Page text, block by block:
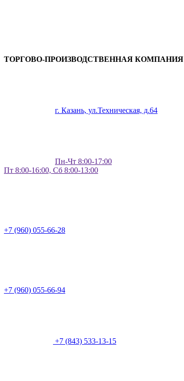
ТОРГОВО-ПРОИЗВОДСТВЕННАЯ КОМПАНИЯ
г. Казань, ул.Техническая, д.64
Пн-Чт 8:00-17:00
Пт 8:00-16:00, Сб 8:00-13:00
+7 (960) 055-66-28
+7 (960) 055-66-94
+7 (843) 533-13-15